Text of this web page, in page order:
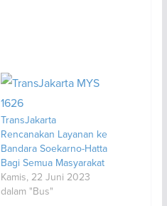
TransJakarta
Rencanakan Layanan ke
Bandara Soekarno-Hatta
Bagi Semua Masyarakat
Kamis, 22 Juni 2023
dalam "Bus"